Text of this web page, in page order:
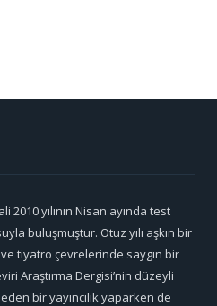
2010 yılının Nisan ayında test
buluşmuştur. Otuz yılı aşkın bir
tiyatro çevrelerinde saygın bir
Araştırma Dergisi’nin düzeyli
bir yayıncılık yaparken de